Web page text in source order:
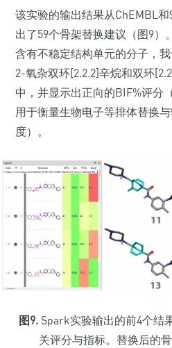
该实验的输出结果从ChEMBL
出了59个骨架替换建议（图9）
含有不稳定结构单元的分子，我
2-氧杂双环[2.2.2]辛烷和双环
中，并显示出正向的BIF%评分
用于衡量生物电子等排体替换
度）。
图9. Spark实验输出的前4个结
关评分与指标。替换后的